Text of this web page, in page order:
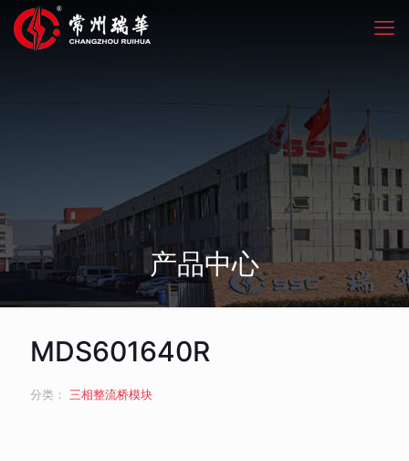
产品中心
MDS601640R
分类： 三相整流桥模块